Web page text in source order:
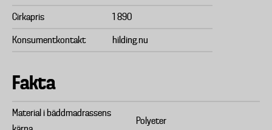
Cirkapris 1 890
Konsumentkontakt hilding.nu
Fakta
Material i bäddmadrassens
Polyeter